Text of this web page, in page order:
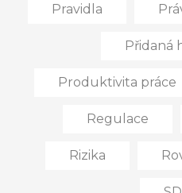
Pravidla
Přidaná
Produktivita práce
Regulace
Rizika